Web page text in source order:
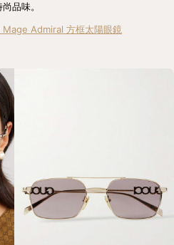
品味。
Admiral 方框太陽眼鏡